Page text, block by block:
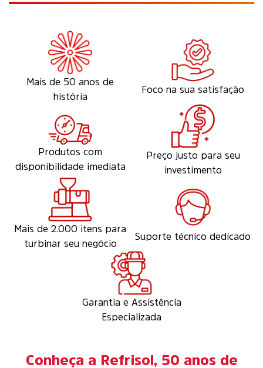
Mais de 50 anos de
história
Foco na sua satisfação
Produtos com
disponibilidade imediata
Preço justo para seu
investimento
Mais de 2.000 itens para
turbinar seu negócio
Suporte técnico dedicado
Garantia e Assistência
Especializada
Conheça a Refrisol, 50 anos de